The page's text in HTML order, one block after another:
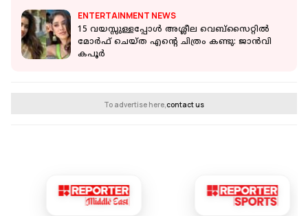
ENTERTAINMENT NEWS
15 വയസ്സുള്ളപ്പോൾ അശ്ലീല വെബ്‌സൈറ്റിൽ
മോർഫ് ചെയ്ത എന്റെ ചിത്രം കണ്ടു: ജാൻവി
കപൂർ
To advertise here,contact us